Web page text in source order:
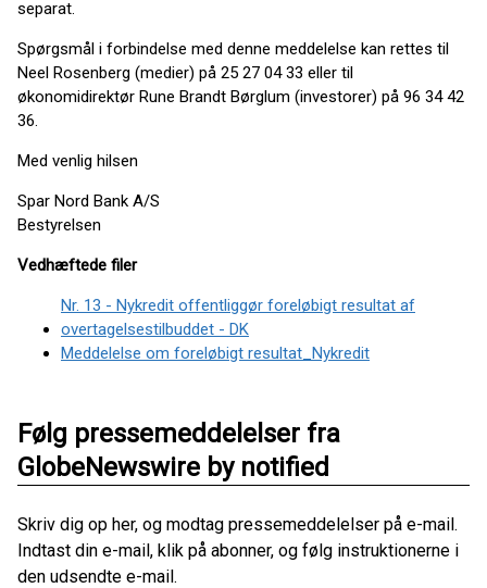
separat.
Spørgsmål i forbindelse med denne meddelelse kan rettes til
Neel Rosenberg (medier) på 25 27 04 33 eller til
økonomidirektør Rune Brandt Børglum (investorer) på 96 34 42
36.
Med venlig hilsen
Spar Nord Bank A/S
Bestyrelsen
Vedhæftede filer
Nr. 13 - Nykredit offentliggør foreløbigt resultat af
overtagelsestilbuddet - DK
Meddelelse om foreløbigt resultat_Nykredit
Følg pressemeddelelser fra
GlobeNewswire by notified
Skriv dig op her, og modtag pressemeddelelser på e-mail.
Indtast din e-mail, klik på abonner, og følg instruktionerne i
den udsendte e-mail.